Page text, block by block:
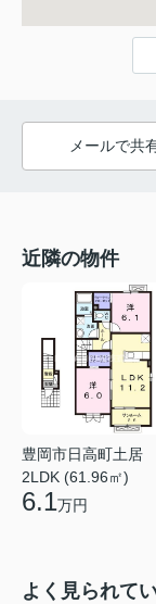
メールで共
近隣の物件
豊岡市日高町土居
2LDK (61.96㎡)
6.1万円
よく見られて